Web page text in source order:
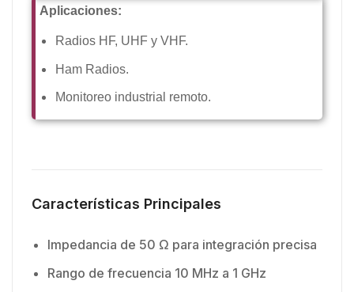
Aplicaciones:
Radios HF, UHF y VHF.
Ham Radios.
Monitoreo industrial remoto.
Características Principales
Impedancia de 50 Ω para integración precisa
Rango de frecuencia 10 MHz a 1 GHz